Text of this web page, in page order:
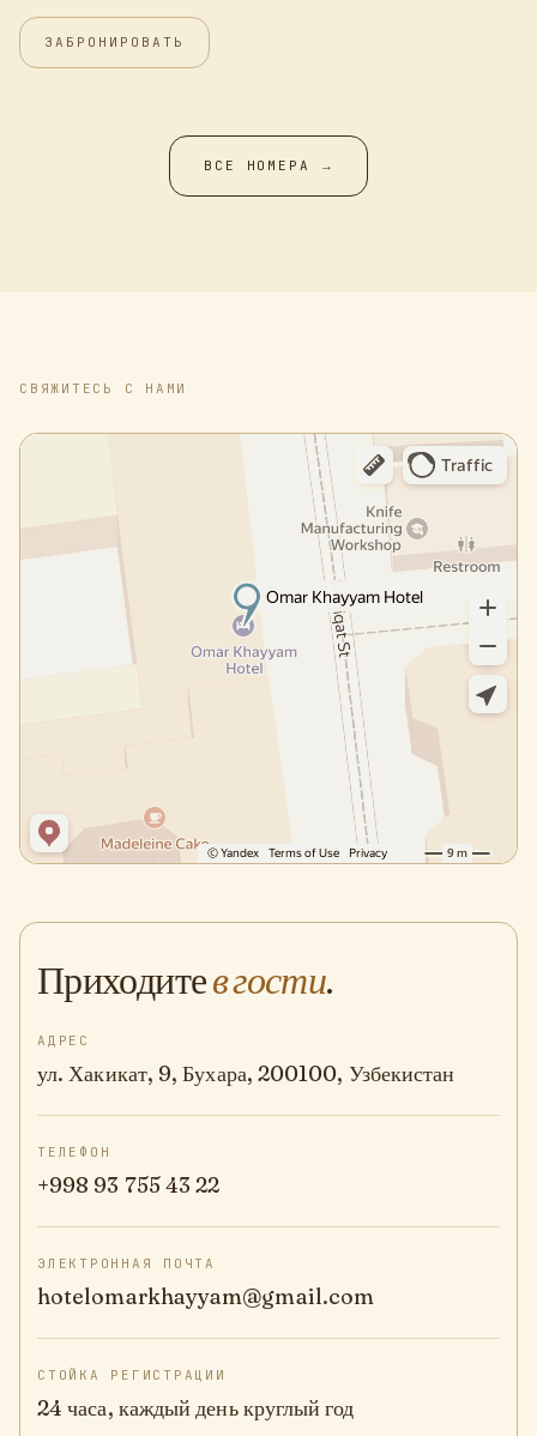
ЗАБРОНИРОВАТЬ
ВСЕ НОМЕРА →
СВЯЖИТЕСЬ С НАМИ
Приходитев гости.
АДРЕС
ул. Хакикат, 9, Бухара, 200100, Узбекистан
ТЕЛЕФОН
+998 93 755 43 22
ЭЛЕКТРОННАЯ ПОЧТА
hotelomarkhayyam@gmail.com
СТОЙКА РЕГИСТРАЦИИ
24 часа, каждый день круглый год